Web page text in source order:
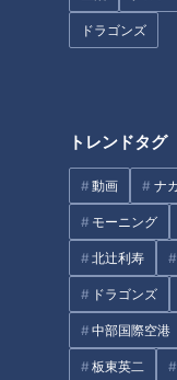
ドラゴンズ
トレンドタグ
動画 ナ
モーニング
北辻利寿
ドラゴンズ
中部国際空港
板東英二
泥酔事件に思わず赤面
の天然話続出に、吉見
ナ大爆笑！同級生・浅
手コーチ～その1
タグ
エンタメ
番組紹介